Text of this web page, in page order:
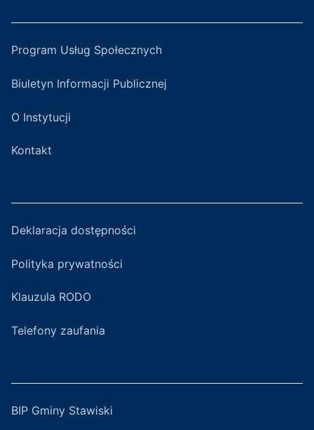
Program Usług Społecznych
Biuletyn Informacji Publicznej
O Instytucji
Kontakt
Deklaracja dostępności
Polityka prywatności
Klauzula RODO
Telefony zaufania
BIP Gminy Stawiski